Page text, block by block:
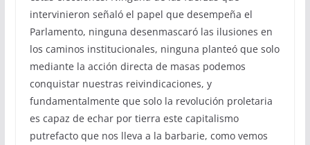
intervinieron señaló el papel que desempeña el
Parlamento, ninguna desenmascaró las ilusiones en
los caminos institucionales, ninguna planteó que solo
mediante la acción directa de masas podemos
conquistar nuestras reivindicaciones, y
fundamentalmente que solo la revolución proletaria
es capaz de echar por tierra este capitalismo
putrefacto que nos lleva a la barbarie, como vemos